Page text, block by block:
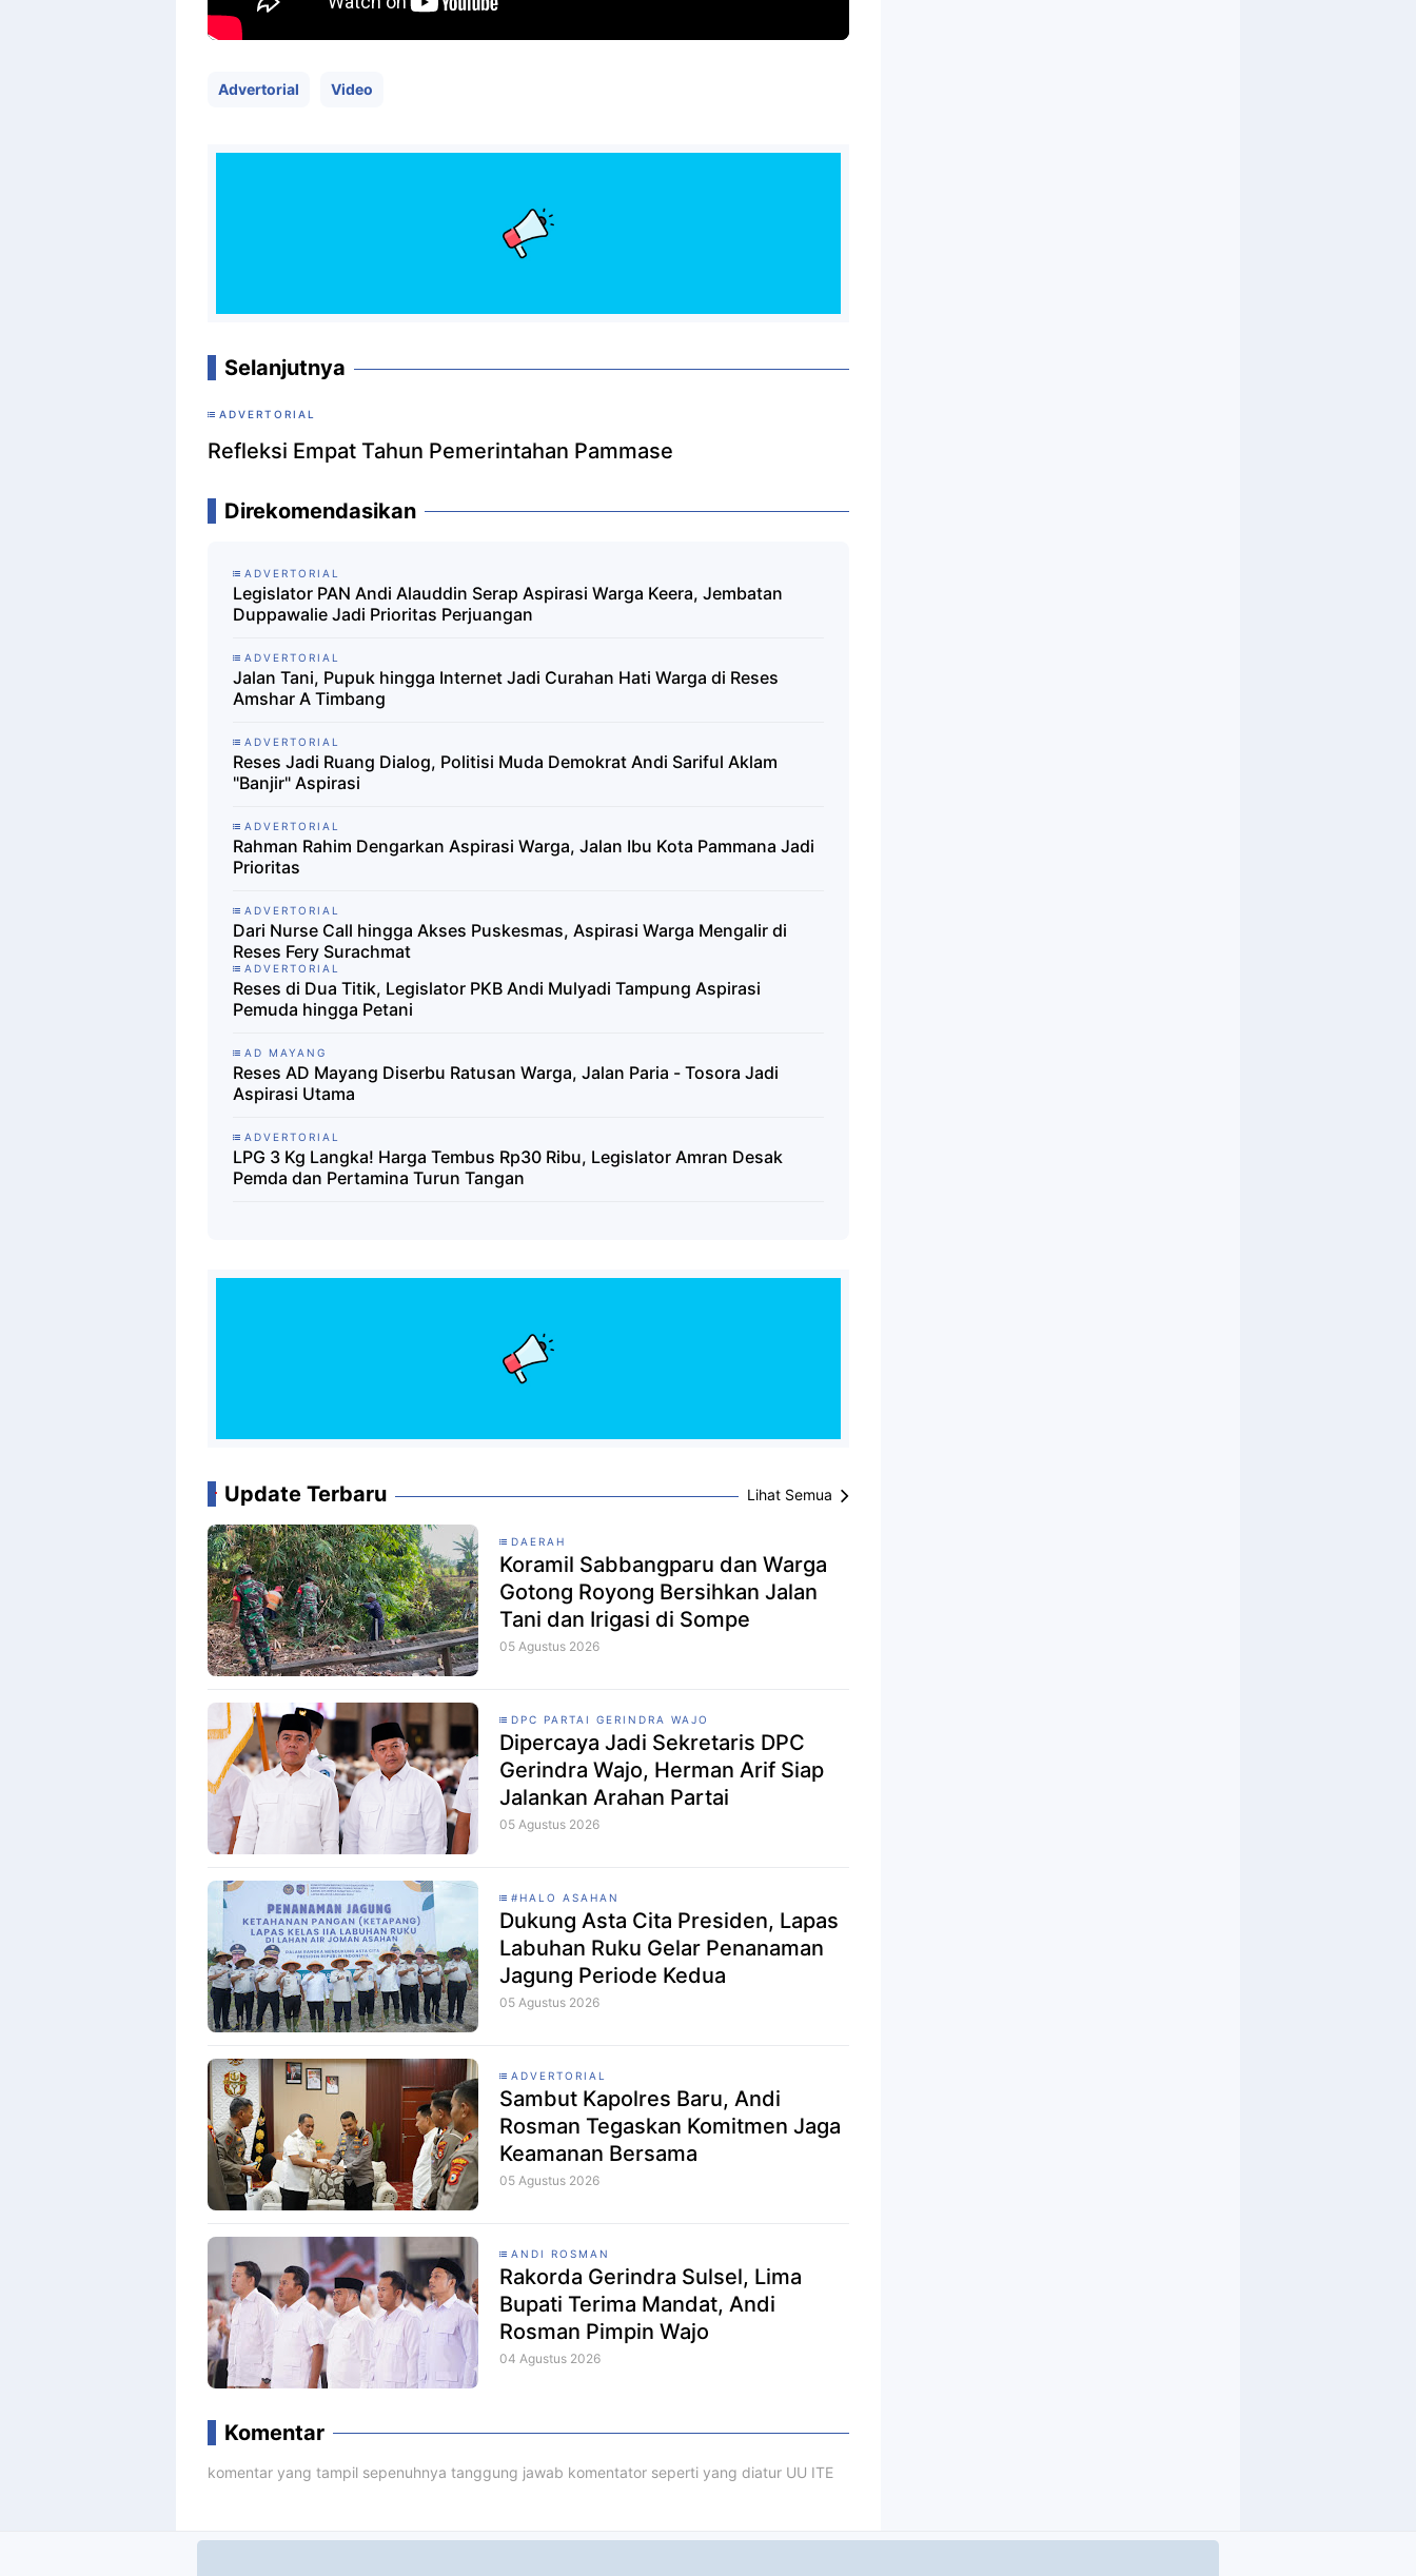
Advertorial Video
Selanjutnya
ADVERTORIAL
Refleksi Empat Tahun Pemerintahan Pammase
Direkomendasikan
ADVERTORIAL
Legislator PAN Andi Alauddin Serap Aspirasi Warga Keera, Jembatan
Duppawalie Jadi Prioritas Perjuangan
ADVERTORIAL
Jalan Tani, Pupuk hingga Internet Jadi Curahan Hati Warga di Reses
Amshar A Timbang
ADVERTORIAL
Reses Jadi Ruang Dialog, Politisi Muda Demokrat Andi Sariful Aklam
"Banjir" Aspirasi
ADVERTORIAL
Rahman Rahim Dengarkan Aspirasi Warga, Jalan Ibu Kota Pammana Jadi
Prioritas
ADVERTORIAL
Dari Nurse Call hingga Akses Puskesmas, Aspirasi Warga Mengalir di
Reses Fery Surachmat
ADVERTORIAL
Reses di Dua Titik, Legislator PKB Andi Mulyadi Tampung Aspirasi
Pemuda hingga Petani
AD MAYANG
Reses AD Mayang Diserbu Ratusan Warga, Jalan Paria - Tosora Jadi
Aspirasi Utama
ADVERTORIAL
LPG 3 Kg Langka! Harga Tembus Rp30 Ribu, Legislator Amran Desak
Pemda dan Pertamina Turun Tangan
Update Terbaru Lihat Semua
DAERAH
Koramil Sabbangparu dan Warga
Gotong Royong Bersihkan Jalan
Tani dan Irigasi di Sompe
05 Agustus 2026
DPC PARTAI GERINDRA WAJO
Dipercaya Jadi Sekretaris DPC
Gerindra Wajo, Herman Arif Siap
Jalankan Arahan Partai
05 Agustus 2026
#HALO ASAHAN
Dukung Asta Cita Presiden, Lapas
Labuhan Ruku Gelar Penanaman
Jagung Periode Kedua
05 Agustus 2026
ADVERTORIAL
Sambut Kapolres Baru, Andi
Rosman Tegaskan Komitmen Jaga
Keamanan Bersama
05 Agustus 2026
ANDI ROSMAN
Rakorda Gerindra Sulsel, Lima
Bupati Terima Mandat, Andi
Rosman Pimpin Wajo
04 Agustus 2026
Komentar
komentar yang tampil sepenuhnya tanggung jawab komentator seperti yang diatur UU ITE